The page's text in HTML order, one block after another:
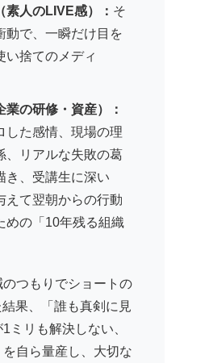
素人のLIVE感）： そ
動で、一瞬だけ目を
い捨てのメディ
業の研修・資産）：
した感情、現場の理
、リアルな失敗の葛
き、受講生に深い
えて翌朝からの行動
めの「10年残る組織
つもりでショートの
果、「誰も真剣に見
ミリも解決しない、
自ら量産し、大切な